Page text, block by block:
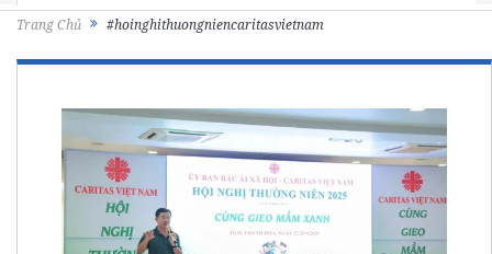
Trang Chủ #hoinghithuongniencaritasvietnam